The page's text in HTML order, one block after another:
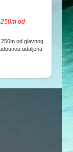
od
od glavnog
udaljena